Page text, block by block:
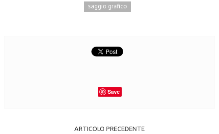
saggio grafico
Save
ARTICOLO PRECEDENTE